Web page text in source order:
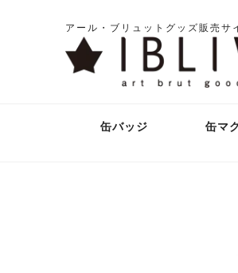
アール・ブリュットグッズ販売サ
缶バッジ 缶マ